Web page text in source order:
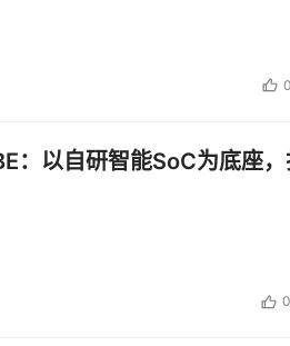
规模到2025年将大幅增长，上游
据基础设施展区聚焦于大数据存
数据存储、数据安全等领域的最
个维度，为数据安全提供有力保
0
：以自研智能SoC为底座
0